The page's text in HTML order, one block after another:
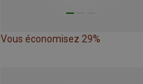
Vous économisez 29%